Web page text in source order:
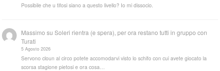
Possibile che u tifosi siano a questo livello? Io mi dissocio.
Massimo suSoleri rientra (e spera), per ora restano tutti in gruppo con
Turati
5 Agosto 2026
Servono cloun al circo potete accomodarvi visto lo schifo con cui avete giocato la
scorsa stagione pietosi e ora cosa…